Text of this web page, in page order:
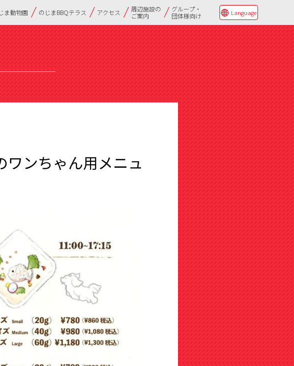
ま動物園 のじまBBQテラス アクセス
周辺施設の
ご案内
グループ・
団体様向け
Language
ワンちゃん用メニュ